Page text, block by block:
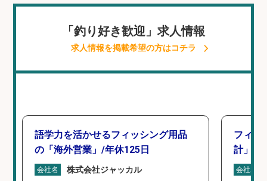
「釣り好き歓迎」求人情報
求人情報を掲載希望の方はコチラ
語学力を活かせるフィッシング用品
の「海外営業」/年休125日
会社名 株式会社ジャッカル
フィッ
計」
会社名